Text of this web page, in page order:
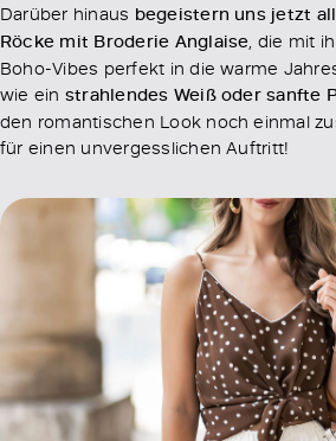
Darüber hinaus begeistern uns jetzt
Röcke mit Broderie Anglaise, die mit
Boho-Vibes perfekt in die warme
wie ein strahlendes Weiß oder sanfte
den romantischen Look noch einmal
für einen unvergesslichen Auftritt!